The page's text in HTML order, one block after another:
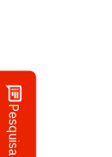
Pesquisa